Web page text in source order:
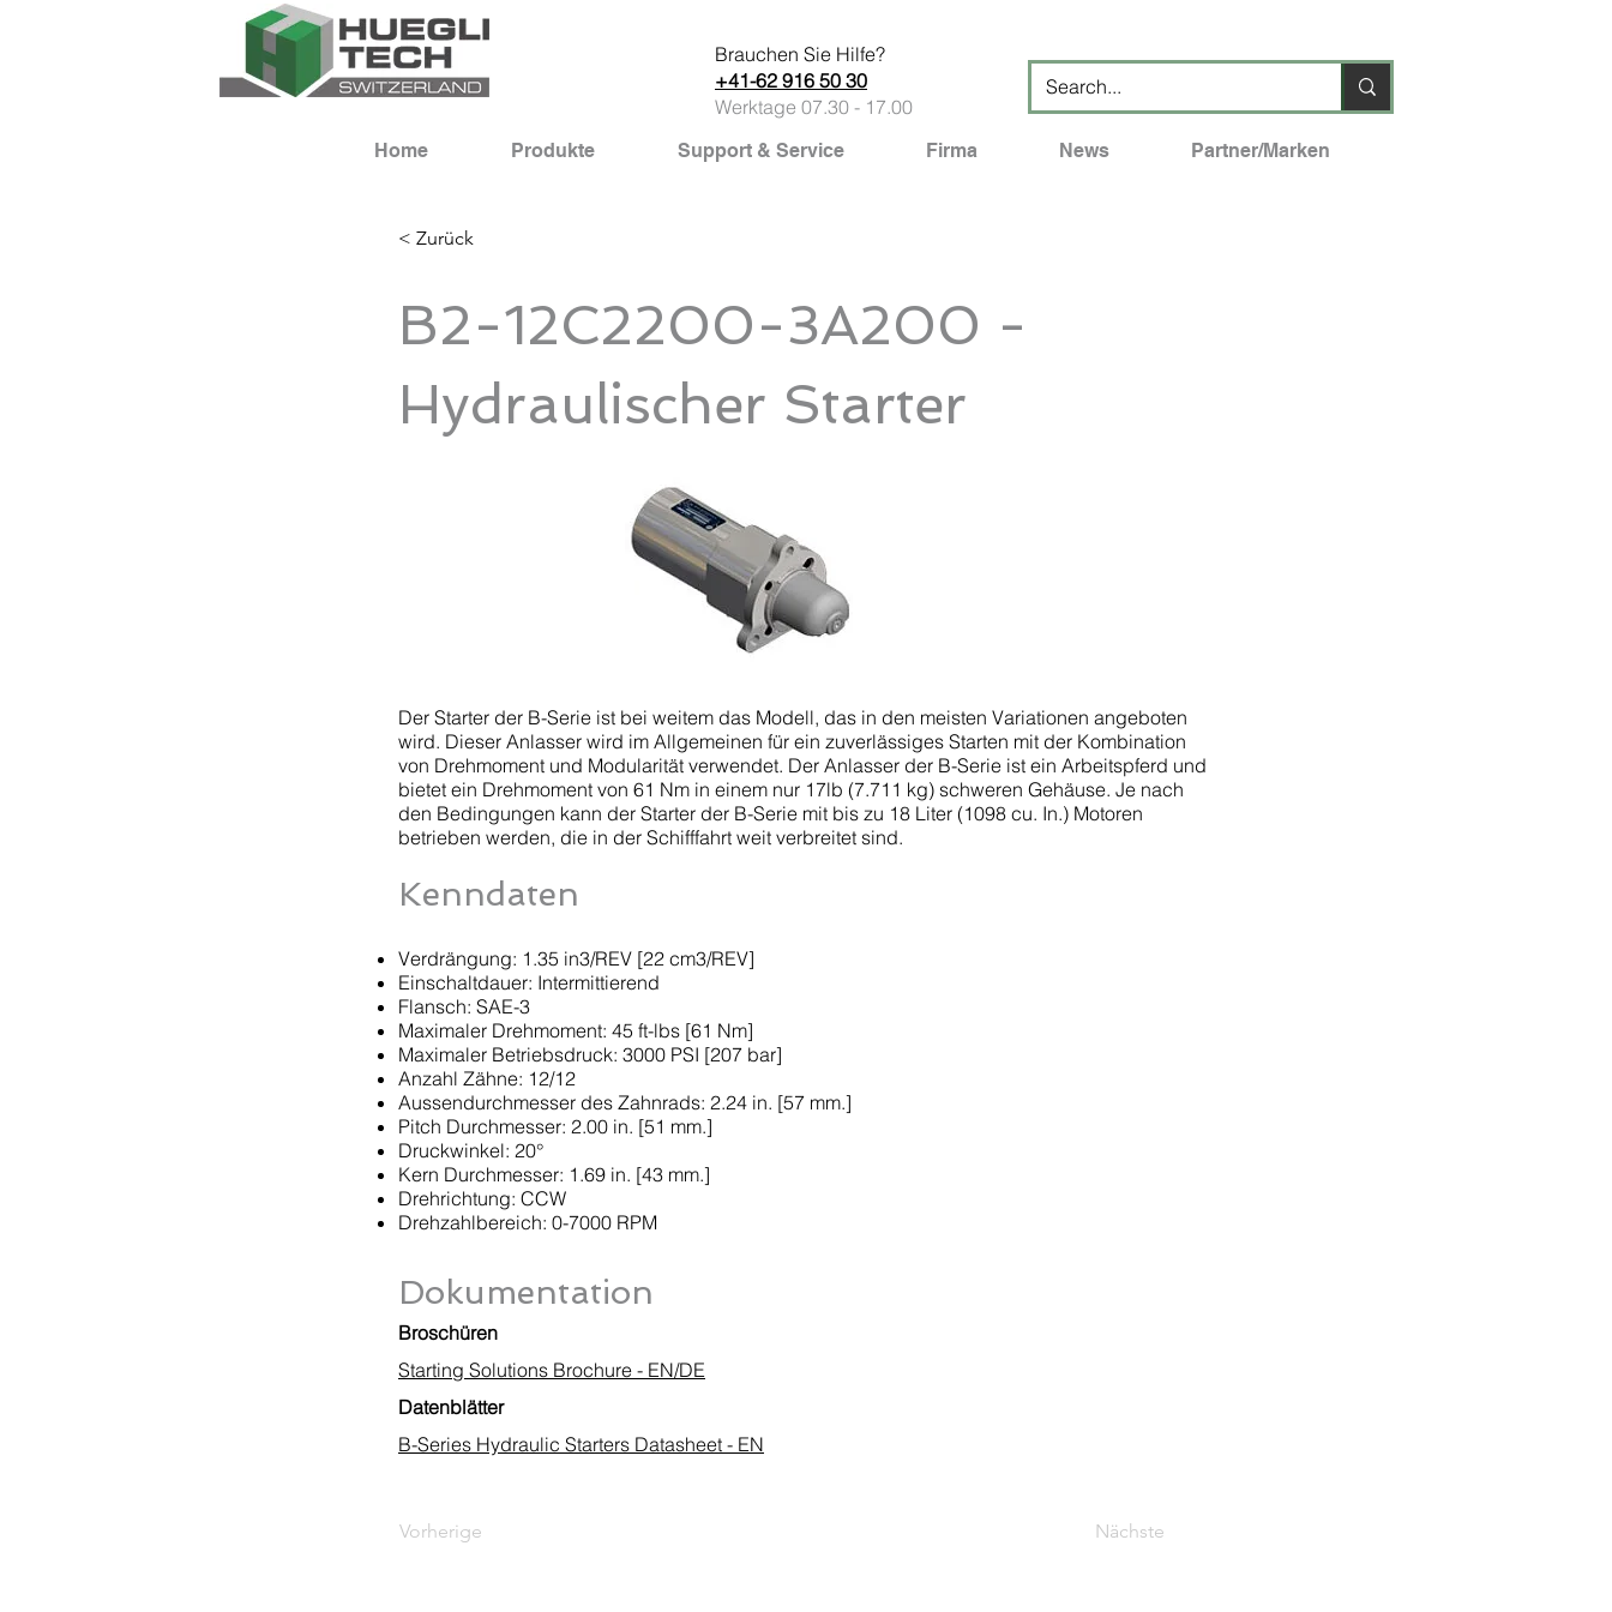
Brauchen Sie Hilfe?
+41-62 916 50 30
Werktage 07.30 - 17.00
Home Produkte Support & Service Firma News Partner/Marken
< Zurück
B2-12C2200-3A200 -
Hydraulischer Starter
Der Starter der B-Serie ist bei weitem das Modell, das in den meisten Variationen angeboten
wird. Dieser Anlasser wird im Allgemeinen für ein zuverlässiges Starten mit der Kombination
von Drehmoment und Modularität verwendet. Der Anlasser der B-Serie ist ein Arbeitspferd und
bietet ein Drehmoment von 61 Nm in einem nur 17lb (7.711 kg) schweren Gehäuse. Je nach
den Bedingungen kann der Starter der B-Serie mit bis zu 18 Liter (1098 cu. In.) Motoren
betrieben werden, die in der Schifffahrt weit verbreitet sind.
Kenndaten
Verdrängung: 1.35 in3/REV [22 cm3/REV]
Einschaltdauer: Intermittierend
Flansch: SAE-3
Maximaler Drehmoment: 45 ft-lbs [61 Nm]
Maximaler Betriebsdruck: 3000 PSI [207 bar]
Anzahl Zähne: 12/12
Aussendurchmesser des Zahnrads: 2.24 in. [57 mm.]
Pitch Durchmesser: 2.00 in. [51 mm.]
Druckwinkel: 20°
Kern Durchmesser: 1.69 in. [43 mm.]
Drehrichtung: CCW
Drehzahlbereich: 0-7000 RPM
Dokumentation
Broschüren
Starting Solutions Brochure - EN/DE
Datenblätter
B-Series Hydraulic Starters Datasheet - EN
Vorherige Nächste